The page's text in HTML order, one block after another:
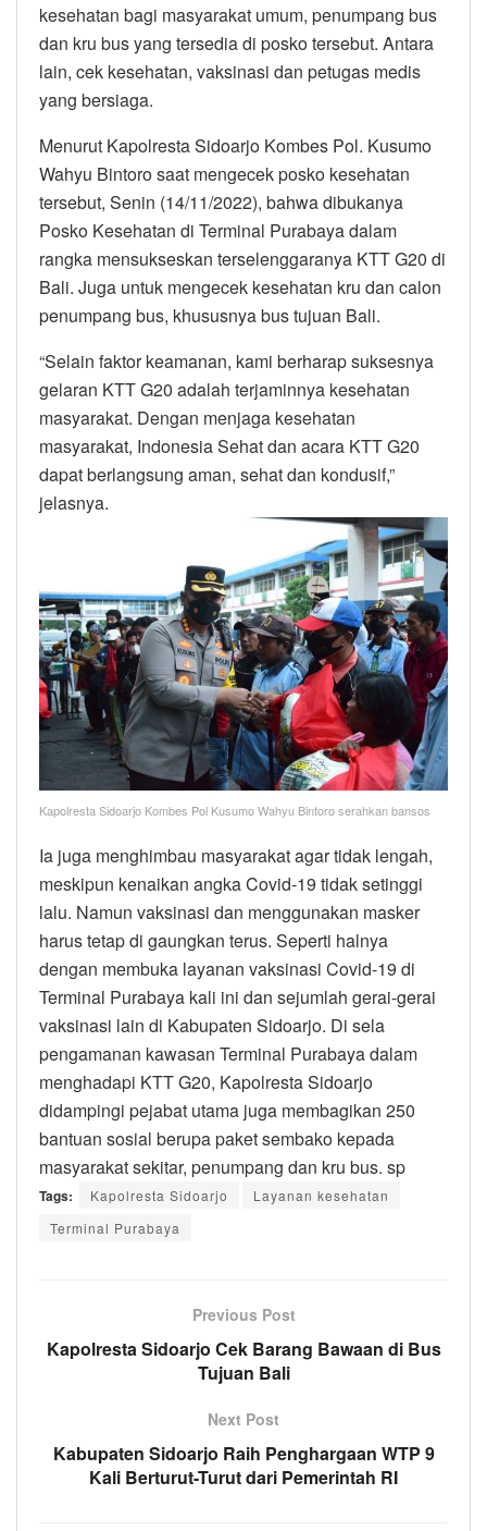
kesehatan bagi masyarakat umum, penumpang bus
dan kru bus yang tersedia di posko tersebut. Antara
lain, cek kesehatan, vaksinasi dan petugas medis
yang bersiaga.
Menurut Kapolresta Sidoarjo Kombes Pol. Kusumo
Wahyu Bintoro saat mengecek posko kesehatan
tersebut, Senin (14/11/2022), bahwa dibukanya
Posko Kesehatan di Terminal Purabaya dalam
rangka mensukseskan terselenggaranya KTT G20 di
Bali. Juga untuk mengecek kesehatan kru dan calon
penumpang bus, khususnya bus tujuan Bali.
“Selain faktor keamanan, kami berharap suksesnya
gelaran KTT G20 adalah terjaminnya kesehatan
masyarakat. Dengan menjaga kesehatan
masyarakat, Indonesia Sehat dan acara KTT G20
dapat berlangsung aman, sehat dan kondusif,”
jelasnya.
Kapolresta Sidoarjo Kombes Pol Kusumo Wahyu Bintoro serahkan bansos
Ia juga menghimbau masyarakat agar tidak lengah,
meskipun kenaikan angka Covid-19 tidak setinggi
lalu. Namun vaksinasi dan menggunakan masker
harus tetap di gaungkan terus. Seperti halnya
dengan membuka layanan vaksinasi Covid-19 di
Terminal Purabaya kali ini dan sejumlah gerai-gerai
vaksinasi lain di Kabupaten Sidoarjo. Di sela
pengamanan kawasan Terminal Purabaya dalam
menghadapi KTT G20, Kapolresta Sidoarjo
didampingi pejabat utama juga membagikan 250
bantuan sosial berupa paket sembako kepada
masyarakat sekitar, penumpang dan kru bus. sp
Tags: Kapolresta Sidoarjo
Layanan kesehatan
Terminal Purabaya
Previous Post
Kapolresta Sidoarjo Cek Barang Bawaan di Bus
Tujuan Bali
Next Post
Kabupaten Sidoarjo Raih Penghargaan WTP 9
Kali Berturut-Turut dari Pemerintah RI